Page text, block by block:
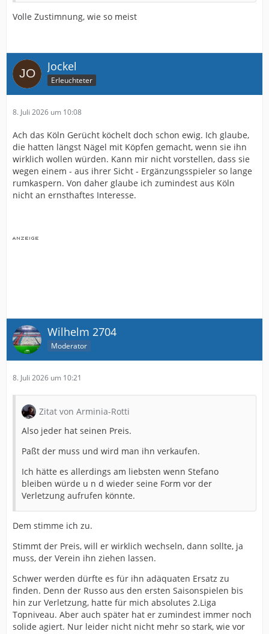
Volle Zustimnung, wie so meist
Jockel
Erleuchteter
8. Juli 2026 um 10:08
Ach das Köln Gerücht köchelt doch schon ewig. Ich glaube,
die hatten längst Nägel mit Köpfen gemacht, wenn sie ihn
wirklich wollen würden. Kann mir nicht vorstellen, dass sie
wegen einem - aus ihrer Sicht - Ergänzungsspieler so lange
rumkaspern. Von daher glaube ich zumindest aus Köln
nicht an ernsthaftes Interesse.
Wilhelm 2704
Moderator
8. Juli 2026 um 10:21
Zitat von Arminia-Rotti
Also jeder hat seinen Preis.
Paßt der muss und wird man ihn verkaufen.
Ich hätte es allerdings am liebsten wenn Stefano
bleiben würde u n d wieder seine Form vor der
Verletzung aufrufen könnte.
Dem stimme ich zu.
Stimmt der Preis, will er wirklich wechseln, dann sollte, ja
muss, der Verein ihn ziehen lassen.
Schwer werden dürfte es für ihn adäquaten Ersatz zu
finden. Denn der Russo aus den ersten Saisonspielen bis
hin zur Verletzung, hatte für mich absolutes 2.Liga
Topniveau. Aber auch später hat er zumindest immer noch
solide agiert. Nur leider nicht nicht mehr so stark, wie vor